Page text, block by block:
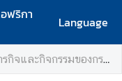
ฟริกา
Language
กรมเอเชียใต้ ตะวันออกกลางและแอฟริกา